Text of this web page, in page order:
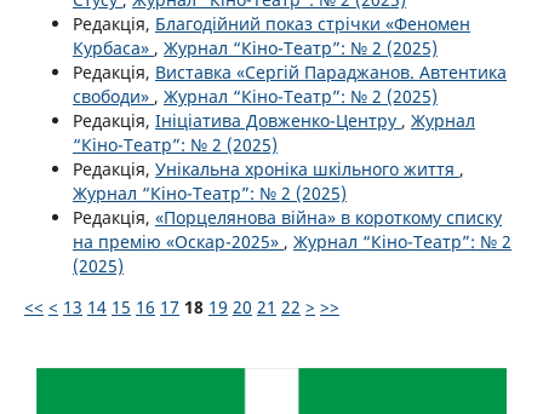
Редакція, Благодійний показ стрічки «Феномен
Курбаса» , Журнал “Кіно-Театр”: № 2 (2025)
Редакція, Виставка «Сергій Параджанов. Автентика
свободи» , Журнал “Кіно-Театр”: № 2 (2025)
Редакція, Ініціатива Довженко-Центру , Журнал
“Кіно-Театр”: № 2 (2025)
Редакція, Унікальна хроніка шкільного життя ,
Журнал “Кіно-Театр”: № 2 (2025)
Редакція, «Порцелянова війна» в короткому списку
на премію «Оскар-2025» , Журнал “Кіно-Театр”: № 2
(2025)
<< < 13 14 15 16 17 18 19 20 21 22 > >>